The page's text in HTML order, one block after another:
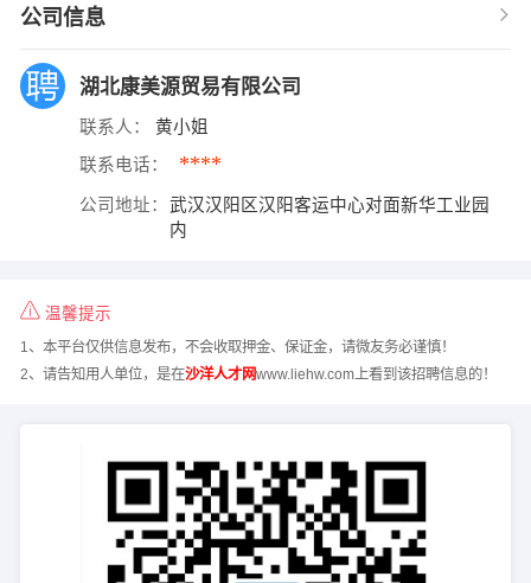
公司信息
湖北康美源贸易有限公司
联系人： 黄小姐
联系电话： ****
公司地址：
武汉汉阳区汉阳客运中心对面新华工业园
内
温馨提示
1、本平台仅供信息发布，不会收取押金、保证金，请微友务必谨慎！
2、请告知用人单位，是在沙洋人才网www.liehw.com上看到该招聘信息的！